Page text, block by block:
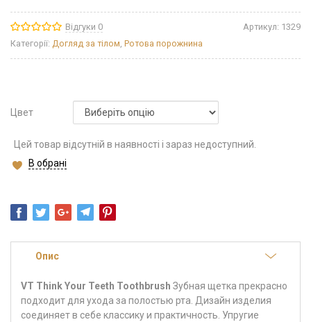
Відгуки 0 Артикул: 1329
Категорії: Догляд за тілом, Ротова порожнина
Цвет
Цей товар відсутній в наявності і зараз недоступний.
В обрані
Опис
VT Think Your Teeth Toothbrush Зубная щетка прекрасно
подходит для ухода за полостью рта. Дизайн изделия
соединяет в себе классику и практичность. Упругие